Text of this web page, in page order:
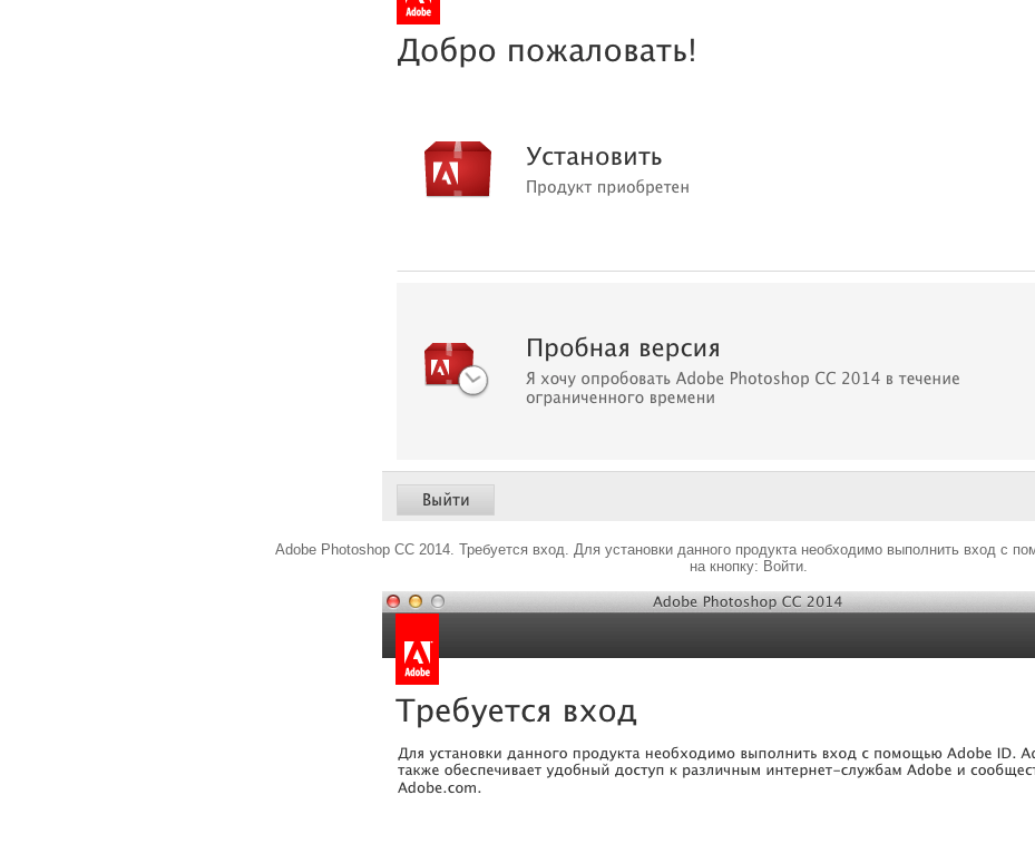
Adobe Photoshop CC 2014. Требуется вход. Для установки данного продукта необходимо выполнить вход с
на кнопку: Войти.